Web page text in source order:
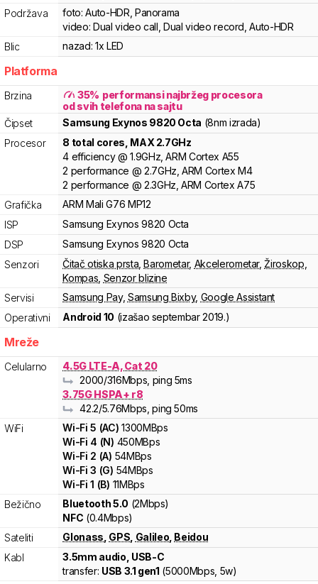
Podržava
foto: Auto-HDR, Panorama
video: Dual video call, Dual video record, Auto-HDR
Blic
nazad: 1x LED
Platforma
Brzina 35% performansi najbržeg procesora
od svih telefona na sajtu
Čipset
Samsung Exynos 9820 Octa (8nm izrada)
Procesor
8 total cores , MAX 2.7GHz
4 efficiency @ 1.9GHz,ARM Cortex A55
2 performance @ 2.7GHz,ARM Cortex M4
2 performance @ 2.3GHz,ARM Cortex A75
Grafička
ARM Mali G76 MP12
ISP
Samsung Exynos 9820 Octa
DSP
Samsung Exynos 9820 Octa
Senzori
Čitač otiska prsta ,Barometar, Akcelerometar,Žiroskop
Kompas Senzor blizine
Servisi
Samsung Pay, Samsung Bixby, Google Assistant
Operativni
Android 10 (izašao septembar 2019.)
Mreže
Celularno
4.5G LTE-A, Cat 20
2000/316Mbps , ping 5ms
3.75G HSPA+ r8
42.2/5.76Mbps , ping 50ms
WiFi
Wi-Fi5 (AC) 1300MBps
Wi-Fi 4 (N) 450MBps
Wi-Fi 2 (A) 54MBps
Wi-Fi3 (G) 54MBps
Wi-Fi1 (B) 11MBps
Bežično
Bluetooth 5.0 (2Mbps)
NFC (0.4Mbps)
Sateliti
Glonass GPS Galileo Beidou
Kabl
3.5mm audio, USB-C
transfer: USB 3.1 gen1 (5000Mbps, 5w)